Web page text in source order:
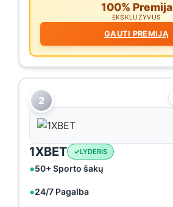
100% Premija
EKSKLUZYVUS
GAUTI PREMIJĄ
2
1XBET LYDERIS
50+ Sporto šakų
24/7 Pagalba